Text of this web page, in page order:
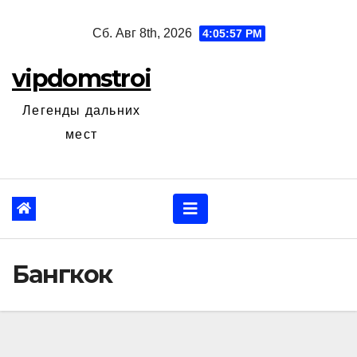
Сб. Авг 8th, 2026 4:05:58 PM
vipdomstroi
Легенды дальних
мест
Бангкок